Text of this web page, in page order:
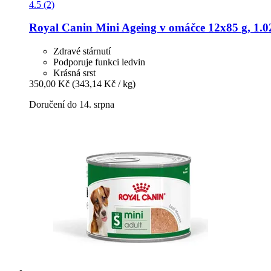
4.5 (2)
Royal Canin Mini Ageing v omáčce 12x85 g,
Zdravé stárnutí
Podporuje funkci ledvin
Krásná srst
350,00 Kč (343,14 Kč / kg)
Doručení do 14. srpna